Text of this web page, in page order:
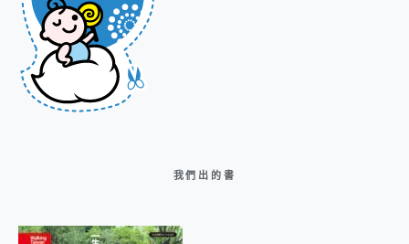
我們出的書